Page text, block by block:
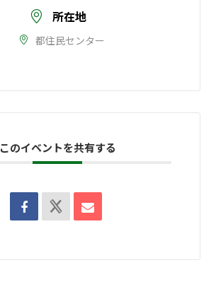
所在地
都住民センター
このイベントを共有する